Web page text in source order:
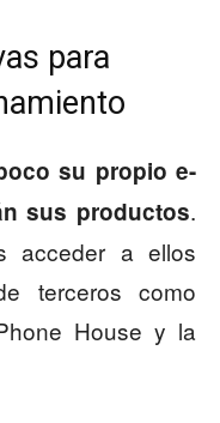
para
su propio e-
sus productos.
acceder a ellos
terceros como
House y la